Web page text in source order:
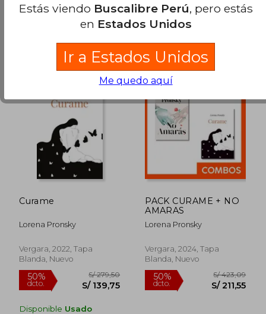
dcto.
53%
dcto.
Curame
Lorena Pronsky
Vergara, 2022, Tapa
Blanda, Nuevo
Disponible Usado
PACK CURAME + NO
AMARAS
Lorena Pronsky
Vergara, 2024, Tapa
Blanda, Nuevo
Estás viendo Buscalibre Perú, pero estás
en Estados Unidos
Ir a Estados Unidos
Me quedo aquí